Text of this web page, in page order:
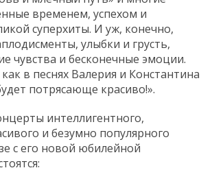
временем, успехом и
суперхиты. И уж, конечно,
улыбки и грусть,
чувства и бесконечные эмоции.
в песнях Валерия и Константина
потрясающе красиво!».
интеллигентного,
и безумно популярного
с его новой юбилейной